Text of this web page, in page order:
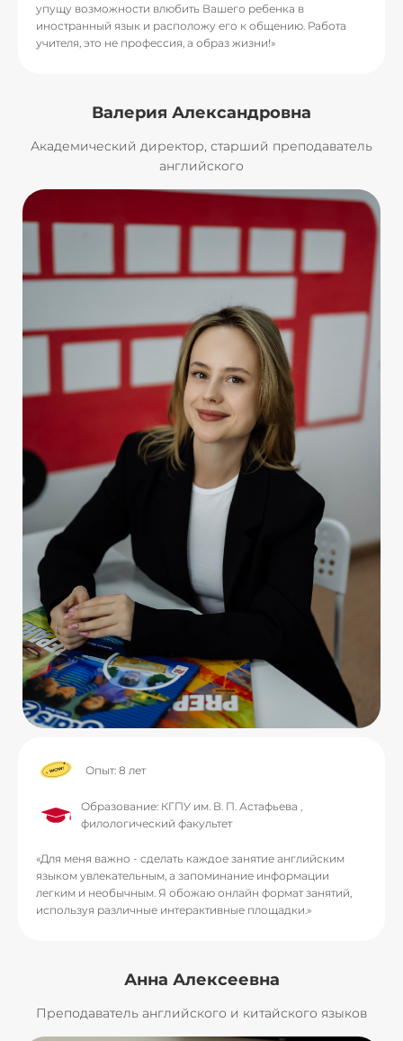
упущу возможности влюбить Вашего ребенка в
иностранный язык и расположу его к общению. Работа
учителя, это не профессия, а образ жизни!»
Валерия Александровна
Академический директор, старший преподаватель
английского
Опыт: 8 лет
Образование: КГПУ им. В. П. Астафьева ,
филологический факультет
«Для меня важно - сделать каждое занятие английским
языком увлекательным, а запоминание информации
легким и необычным. Я обожаю онлайн формат занятий,
используя различные интерактивные площадки.»
Анна Алексеевна
Преподаватель английского и китайского языков